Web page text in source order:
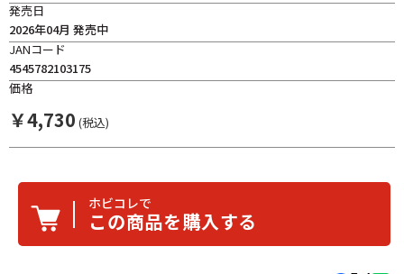
発売日
2026年04月 発売中
JANコード
4545782103175
価格
￥4,730 (税込)
ホビコレで
この商品を購入する